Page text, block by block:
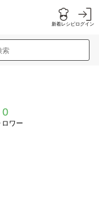
新着レシピログイン
索
0
ロワー